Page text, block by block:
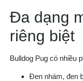
Đa dạng
riêng biệt
Bulldog Pug có nhiều
Đen nhám, đen